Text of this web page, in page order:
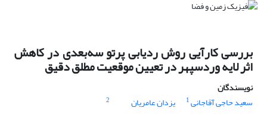
بررسی کارآیی روش ردیابی پرتو سه‌بعدی در کاهش
اثر لایه وردسپهر در تعیین موقعیت مطلق دقیق
نویسندگان
سعید حاجی‌ آقاجانی1 یزدان عامریان
2